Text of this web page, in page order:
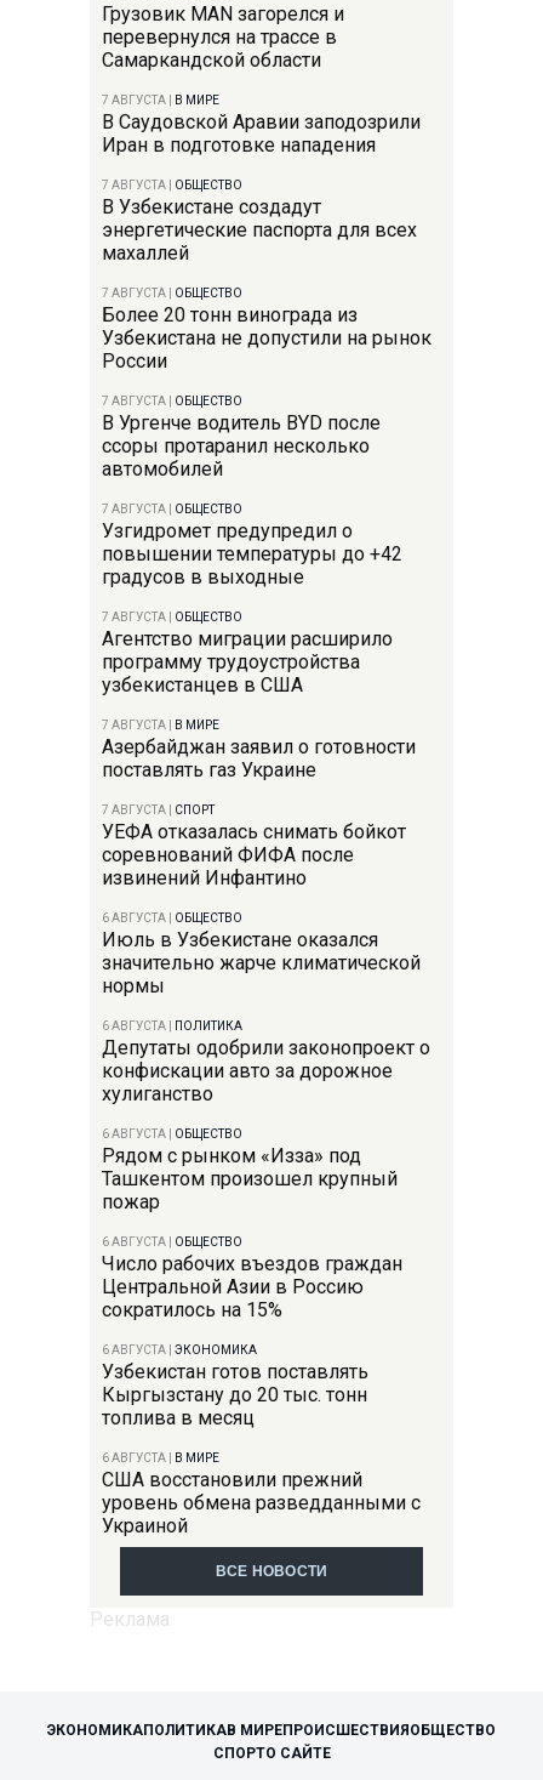
Грузовик MAN загорелся и
перевернулся на трассе в
Самаркандской области
7 АВГУСТА В МИРЕ
В Саудовской Аравии заподозрили
Иран в подготовке нападения
7 АВГУСТА ОБЩЕСТВО
В Узбекистане создадут
энергетические паспорта для всех
махаллей
7 АВГУСТА ОБЩЕСТВО
Более 20 тонн винограда из
Узбекистана не допустили на рынок
России
7 АВГУСТА ОБЩЕСТВО
В Ургенче водитель BYD после
ссоры протаранил несколько
автомобилей
7 АВГУСТА ОБЩЕСТВО
Узгидромет предупредил о
повышении температуры до +42
градусов в выходные
7 АВГУСТА ОБЩЕСТВО
Агентство миграции расширило
программу трудоустройства
узбекистанцев в США
7 АВГУСТА В МИРЕ
Азербайджан заявил о готовности
поставлять газ Украине
7 АВГУСТА СПОРТ
УЕФА отказалась снимать бойкот
соревнований ФИФА после
извинений Инфантино
6 АВГУСТА ОБЩЕСТВО
Июль в Узбекистане оказался
значительно жарче климатической
нормы
6 АВГУСТА ПОЛИТИКА
Депутаты одобрили законопроект о
конфискации авто за дорожное
хулиганство
6 АВГУСТА ОБЩЕСТВО
Рядом с рынком «Изза» под
Ташкентом произошел крупный
пожар
6 АВГУСТА ОБЩЕСТВО
Число рабочих въездов граждан
Центральной Азии в Россию
сократилось на 15%
6 АВГУСТА ЭКОНОМИКА
Узбекистан готов поставлять
Кыргызстану до 20 тыс. тонн
топлива в месяц
6 АВГУСТА В МИРЕ
США восстановили прежний
уровень обмена разведданными с
Украиной
ВСЕ НОВОСТИ
ЭКОНОМИКАПОЛИТИКАВ МИРЕПРОИСШЕСТВИЯОБЩЕСТВО
СПОРТО САЙТЕ